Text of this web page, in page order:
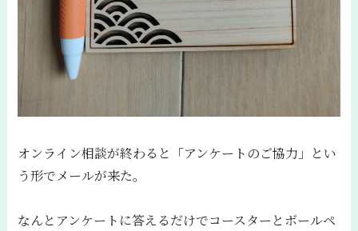
オンライン相談が終わると「アンケートのご協力」とい
う形でメールが来た。
なんとアンケートに答えるだけでコースターとボールペ